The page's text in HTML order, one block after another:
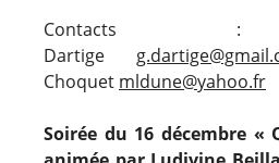
Contacts :
Dartige
Choquet mldune@yahoo.fr
Soirée du 16 décembre «